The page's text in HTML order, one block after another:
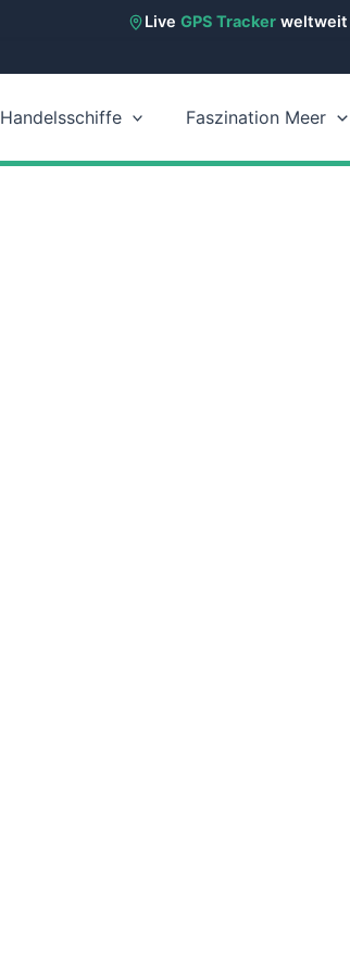
Live GPS Trackerweltweit
Handelsschiffe Faszination Meer